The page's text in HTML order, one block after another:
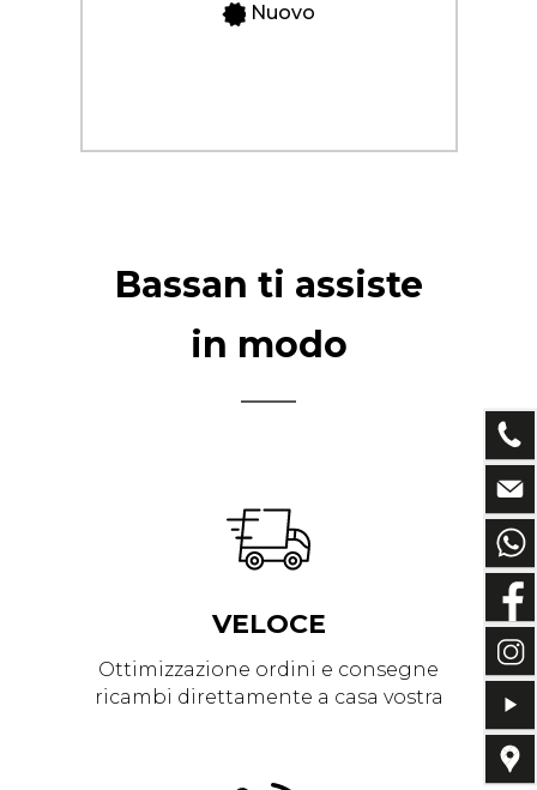
Nuovo
Bassan ti assiste
in modo
VELOCE
Ottimizzazione ordini e consegne
ricambi direttamente a casa vostra